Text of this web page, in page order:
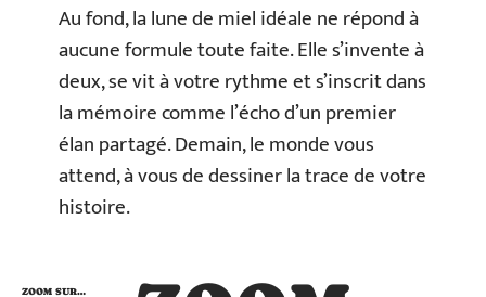
Au fond, la lune de miel idéale ne répond à
aucune formule toute faite. Elle s’invente à
deux, se vit à votre rythme et s’inscrit dans
la mémoire comme l’écho d’un premier
élan partagé. Demain, le monde vous
attend, à vous de dessiner la trace de votre
histoire.
ZOOM SUR…